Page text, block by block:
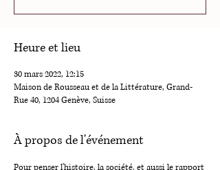
Heure et lieu
30 mars 2022, 12:15
Maison de Rousseau et de la Littérature, Grand-
Rue 40, 1204 Genève, Suisse
À propos de l'événement